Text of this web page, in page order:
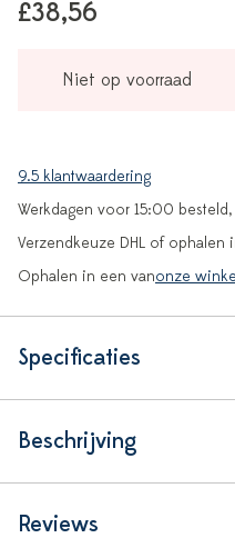
£38,56
Niet op voorraad
9.5 klantwaardering
Werkdagen voor 15:00
Verzendkeuze DHL of ophalen
Ophalen in een vanonze
Specificaties
Beschrijving
Reviews